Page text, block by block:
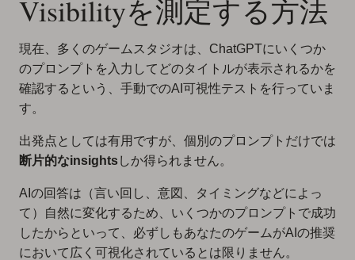
Visibilityを測定する方法
現在、多くのゲームスタジオは、ChatGPTにいくつか
のプロンプトを入力してどのタイトルが表示されるかを
確認するという、手動でのAI可視性テストを行っていま
す。
出発点としては有用ですが、個別のプロンプトだけでは
断片的なinsightsしか得られません。
AIの回答は（言い回し、意図、タイミングなどによっ
て）自然に変化するため、いくつかのプロンプトで成功
したからといって、必ずしもあなたのゲームがAIの推奨
において広く可視化されているとは限りません。